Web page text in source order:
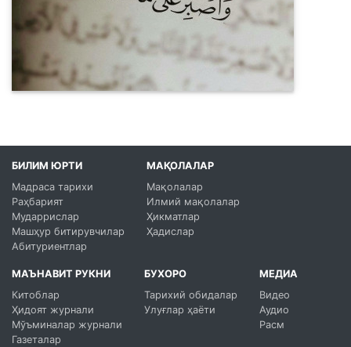
БИЛИМ ЮРТИ
Мадраса тарихи
Раҳбарият
Мударрислар
Машҳур битирувчилар
Абитуриентлар
МАҚОЛАЛАР
Мақолалар
Илмий мақолалар
Ҳикматлар
Ҳадислар
МАЪНАВИТ РУКНИ
Китоблар
Ҳидоят журнали
Мўъминалар журнали
Газеталар
БУХОРО
Тарихий обидалар
Улуғлар ҳаёти
МЕДИА
Видео
Аудио
Расм